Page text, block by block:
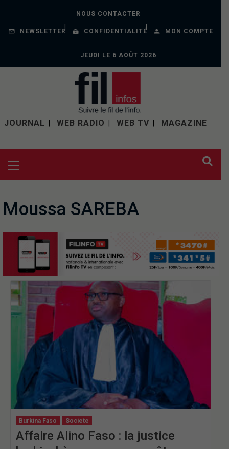
NOUS CONTACTER
NEWSLETTER CONFIDENTIALITÉ MON COMPTE
JEUDI LE 6 AOÛT 2026
JOURNAL WEB RADIO WEB TV MAGAZINE
Moussa SAREBA
Burkina Faso Societe
Affaire Alino Faso : la justice